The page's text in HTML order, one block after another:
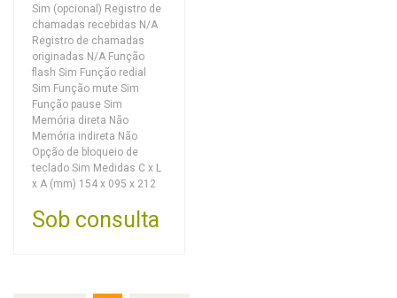
Sim (opcional) Registro de
chamadas recebidas N/A
Registro de chamadas
originadas N/A Função
flash Sim Função redial
Sim Função mute Sim
Função pause Sim
Memória direta Não
Memória indireta Não
Opção de bloqueio de
teclado Sim Medidas C x L
x A (mm) 154 x 095 x 212
Sob consulta